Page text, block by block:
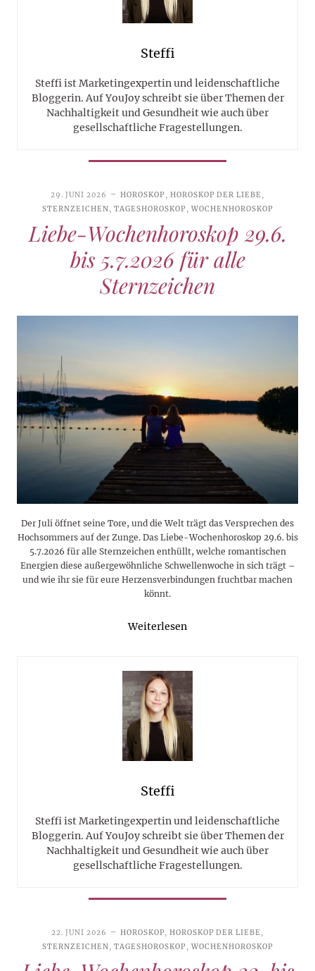
Steffi
Steffi ist Marketingexpertin und leidenschaftliche
Bloggerin. Auf YouJoy schreibt sie über Themen der
Nachhaltigkeit und Gesundheit wie auch über
gesellschaftliche Fragestellungen.
29. JUNI 2026 HOROSKOP, HOROSKOP DER LIEBE,
STERNZEICHEN,TAGESHOROSKOP, WOCHENHOROSKOP
Liebe-Wochenhoroskop 29.6.
bis 5.7.2026 für alle
Sternzeichen
Der Juli öffnet seine Tore, und die Welt trägt das Versprechen des
Hochsommers auf der Zunge. Das Liebe-Wochenhoroskop 29.6. bis
5.7.2026 für alle Sternzeichen enthüllt, welche romantischen
Energien diese außergewöhnliche Schwellenwoche in sich trägt –
und wie ihr sie für eure Herzensverbindungen fruchtbar machen
könnt.
Weiterlesen
Steffi
Steffi ist Marketingexpertin und leidenschaftliche
Bloggerin. Auf YouJoy schreibt sie über Themen der
Nachhaltigkeit und Gesundheit wie auch über
gesellschaftliche Fragestellungen.
22. JUNI 2026 HOROSKOP,HOROSKOP DER LIEBE,
STERNZEICHEN,TAGESHOROSKOP, WOCHENHOROSKOP